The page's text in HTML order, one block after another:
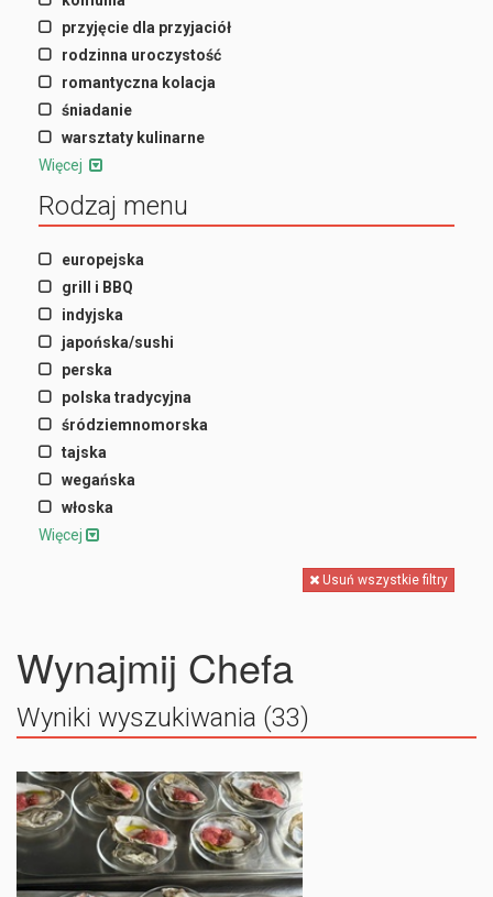
przyjęcie dla przyjaciół
rodzinna uroczystość
romantyczna kolacja
śniadanie
warsztaty kulinarne
Więcej
Rodzaj menu
europejska
grill i BBQ
indyjska
japońska/sushi
perska
polska tradycyjna
śródziemnomorska
tajska
wegańska
włoska
Więcej
Usuń wszystkie filtry
Wynajmij Chefa
Wyniki wyszukiwania (33)